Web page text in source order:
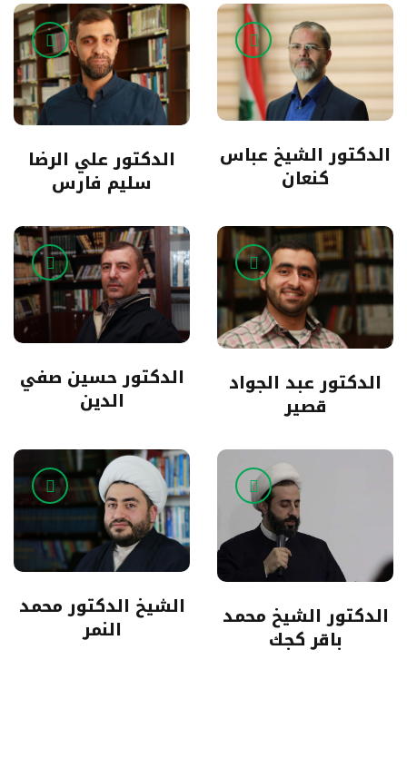
الدكتور الشيخ عباس
كنعان
الدكتور علي الرضا
سليم فارس
الدكتور عبد الجواد
قصير
الدكتور حسين صفي
الدين
الدكتور الشيخ محمد
باقر كجك
الشيخ الدكتور محمد
النمر